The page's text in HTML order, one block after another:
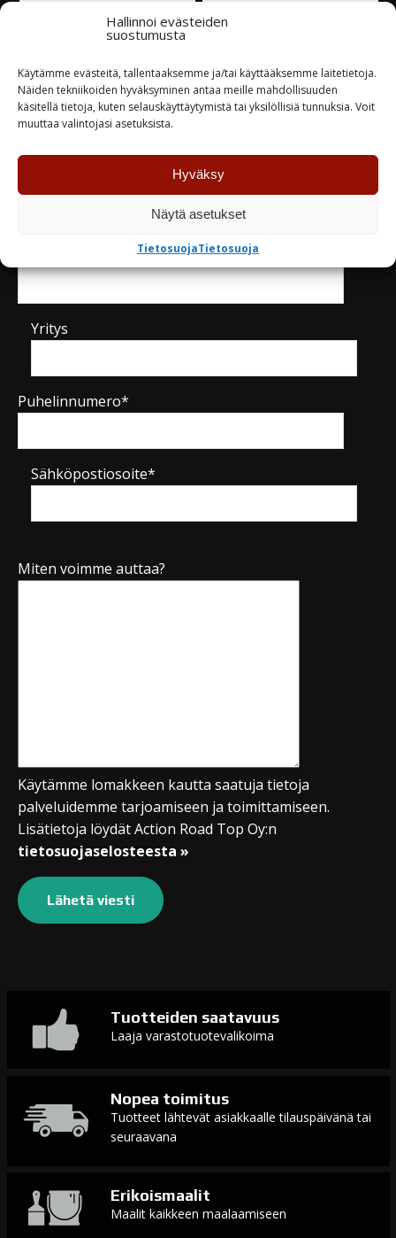
Hallinnoi evästeiden
suostumusta
Käytämme evästeitä, tallentaaksemme ja/tai käyttääksemme laitetietoja.
Näiden tekniikoiden hyväksyminen antaa meille mahdollisuuden
käsitellä tietoja, kuten selauskäyttäytymistä tai yksilöllisiä tunnuksia. Voit
muuttaa valintojasi asetuksista.
Hyväksy
Näytä asetukset
TietosuojaTietosuoja
Kysy tuotteesta / ota yhteyttä
Yritys
Puhelinnumero*
Sähköpostiosoite*
Miten voimme auttaa?
Käytämme lomakkeen kautta saatuja tietoja
palveluidemme tarjoamiseen ja toimittamiseen.
Lisätietoja löydät Action Road Top Oy:n
tietosuojaselosteesta »
Tuotteiden saatavuus
Laaja varastotuotevalikoima
Nopea toimitus
Tuotteet lähtevät asiakkaalle tilauspäivänä tai
seuraavana
Erikoismaalit
Maalit kaikkeen maalaamiseen